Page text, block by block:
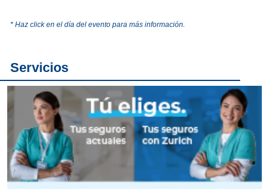
* Haz click en el día del evento para más información.
Servicios